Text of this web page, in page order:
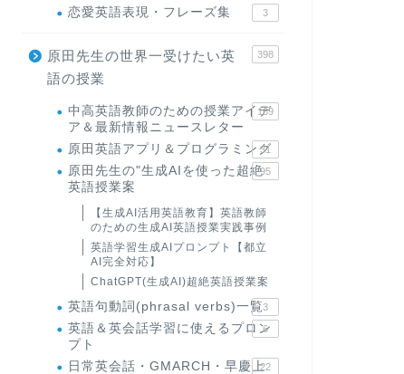
恋愛英語表現・フレーズ集 3
原田先生の世界一受けたい英
語の授業
398
中高英語教師のための授業アイデ
ア＆最新情報ニュースレター
169
原田英語アプリ＆プログラミング
31
原田先生の"生成AIを使った超絶
英語授業案
95
【生成AI活用英語教育】英語教師
のための生成AI英語授業実践事例
英語学習生成AIプロンプト【都立
AI完全対応】
ChatGPT(生成AI)超絶英語授業案
英語句動詞(phrasal verbs)一覧3
英語＆英会話学習に使えるプロン
プト
6
日常英会話・GMARCH・早慶上22